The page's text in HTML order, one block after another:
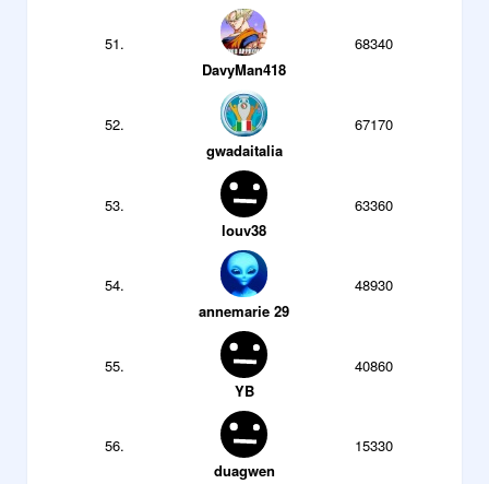
51.
DavyMan418
68340
52.
gwadaitalia
67170
53.
louv38
63360
54.
annemarie 29
48930
55.
YB
40860
56.
duagwen
15330